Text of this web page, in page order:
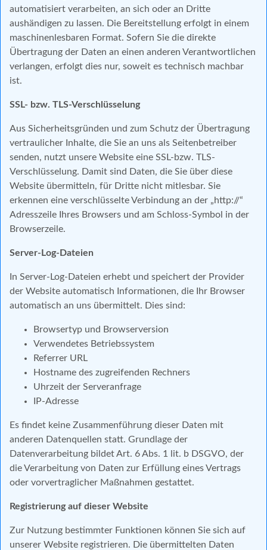
automatisiert verarbeiten, an sich oder an Dritte
aushändigen zu lassen. Die Bereitstellung erfolgt in einem
maschinenlesbaren Format. Sofern Sie die direkte
Übertragung der Daten an einen anderen Verantwortlichen
verlangen, erfolgt dies nur, soweit es technisch machbar
ist.
SSL- bzw. TLS-Verschlüsselung
Aus Sicherheitsgründen und zum Schutz der Übertragung
vertraulicher Inhalte, die Sie an uns als Seitenbetreiber
senden, nutzt unsere Website eine SSL-bzw. TLS-
Verschlüsselung. Damit sind Daten, die Sie über diese
Website übermitteln, für Dritte nicht mitlesbar. Sie
erkennen eine verschlüsselte Verbindung an der „http://“
Adresszeile Ihres Browsers und am Schloss-Symbol in der
Browserzeile.
Server-Log-Dateien
In Server-Log-Dateien erhebt und speichert der Provider
der Website automatisch Informationen, die Ihr Browser
automatisch an uns übermittelt. Dies sind:
Browsertyp und Browserversion
Verwendetes Betriebssystem
Referrer URL
Hostname des zugreifenden Rechners
Uhrzeit der Serveranfrage
IP-Adresse
Es findet keine Zusammenführung dieser Daten mit
anderen Datenquellen statt. Grundlage der
Datenverarbeitung bildet Art. 6 Abs. 1 lit. b DSGVO, der
die Verarbeitung von Daten zur Erfüllung eines Vertrags
oder vorvertraglicher Maßnahmen gestattet.
Registrierung auf dieser Website
Zur Nutzung bestimmter Funktionen können Sie sich auf
unserer Website registrieren. Die übermittelten Daten